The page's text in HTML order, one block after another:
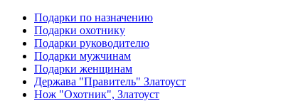
Подарки по назначению
Подарки охотнику
Подарки руководителю
Подарки мужчинам
Подарки женщинам
Держава "Правитель" Златоуст
Нож "Охотник", Златоуст